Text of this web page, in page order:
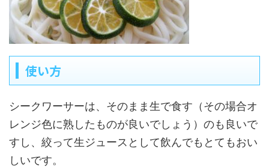
使い方
シークワーサーは、そのまま生で食す（その場合オ
レンジ色に熟したものが良いでしょう）のも良いで
すし、絞って生ジュースとして飲んでもとてもおい
しいです。